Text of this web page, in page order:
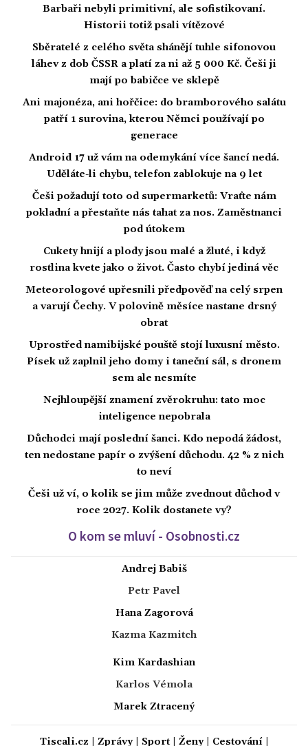
Barbaři nebyli primitivní, ale sofistikovaní.
Historii totiž psali vítězové
Sběratelé z celého světa shánějí tuhle sifonovou
láhev z dob ČSSR a platí za ni až 5 000 Kč. Češi ji
mají po babičce ve sklepě
Ani majonéza, ani hořčice: do bramborového salátu
patří 1 surovina, kterou Němci používají po
generace
Android 17 už vám na odemykání více šancí nedá.
Uděláte-li chybu, telefon zablokuje na 9 let
Češi požadují toto od supermarketů: Vraťte nám
pokladní a přestaňte nás tahat za nos. Zaměstnanci
pod útokem
Cukety hnijí a plody jsou malé a žluté, i když
rostlina kvete jako o život. Často chybí jediná věc
Meteorologové upřesnili předpověď na celý srpen
a varují Čechy. V polovině měsíce nastane drsný
obrat
Uprostřed namibijské pouště stojí luxusní město.
Písek už zaplnil jeho domy i taneční sál, s dronem
sem ale nesmíte
Nejhloupější znamení zvěrokruhu: tato moc
inteligence nepobrala
Důchodci mají poslední šanci. Kdo nepodá žádost,
ten nedostane papír o zvýšení důchodu. 42 % z nich
to neví
Češi už ví, o kolik se jim může zvednout důchod v
roce 2027. Kolik dostanete vy?
O kom se mluví - Osobnosti.cz
Andrej Babiš
Petr Pavel
Hana Zagorová
Kazma Kazmitch
Kim Kardashian
Karlos Vémola
Marek Ztracený
Tiscali.cz Zprávy| Sport| Ženy| Cestování|